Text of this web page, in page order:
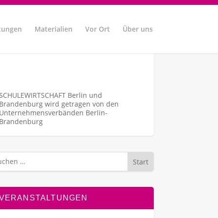
Materialien Vor Ort Über uns
Berlin und
Brandenburg wird getragen von den
Unternehmens­verbänden Berlin-
Brandenburg
Start